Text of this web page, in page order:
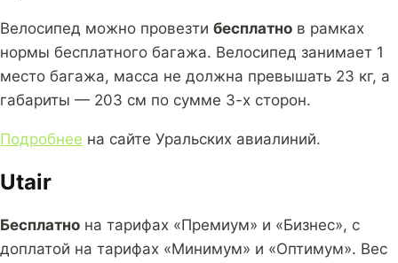
Велосипед можно провезти бесплатно в рамках
нормы бесплатного багажа. Велосипед занимает 1
место багажа, масса не должна превышать 23 кг, а
габариты — 203 см по сумме 3-х сторон.
Подробнее на сайте Уральских авиалиний.
Utair
Бесплатно на тарифах «Премиум» и «Бизнес», с
доплатой на тарифах «Минимум» и «Оптимум». Вес